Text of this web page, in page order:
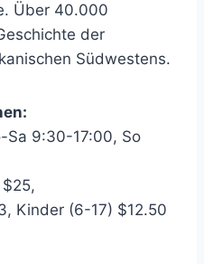
Über 40.000
der
Südwestens.
Sa 9:30-17:00, So
Kinder (6-17) $12.50